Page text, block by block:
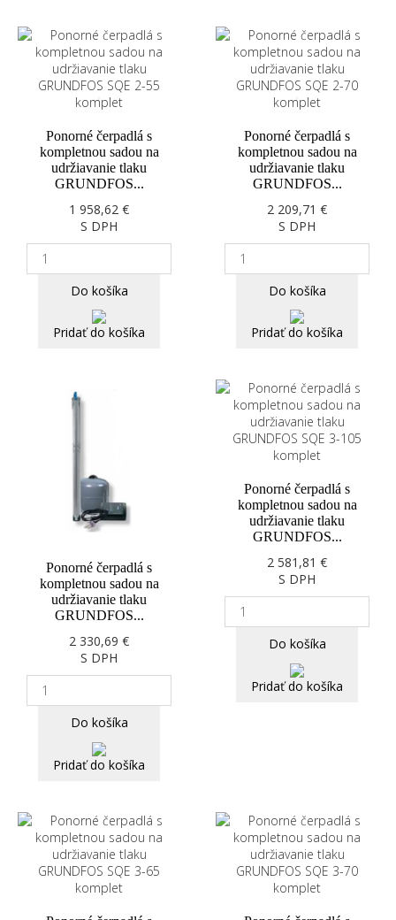
Ponorné čerpadlá s
kompletnou sadou na
udržiavanie tlaku
GRUNDFOS...
1 958,62 €
S DPH
Do košíka
Pridať do košíka
Ponorné čerpadlá s
kompletnou sadou na
udržiavanie tlaku
GRUNDFOS...
2 209,71 €
S DPH
Do košíka
Pridať do košíka
Ponorné čerpadlá s
kompletnou sadou na
udržiavanie tlaku
GRUNDFOS...
2 330,69 €
S DPH
Do košíka
Pridať do košíka
Ponorné čerpadlá s
kompletnou sadou na
udržiavanie tlaku
GRUNDFOS...
2 581,81 €
S DPH
Do košíka
Pridať do košíka